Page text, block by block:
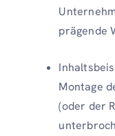
prägende
Montage
(oder der